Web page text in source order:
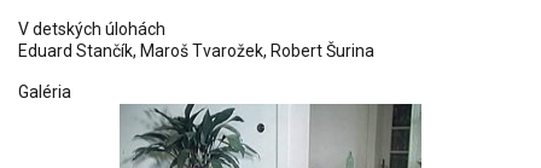
V detských úlohách
Eduard Stančík, Maroš Tvarožek, Robert Šurina
Galéria